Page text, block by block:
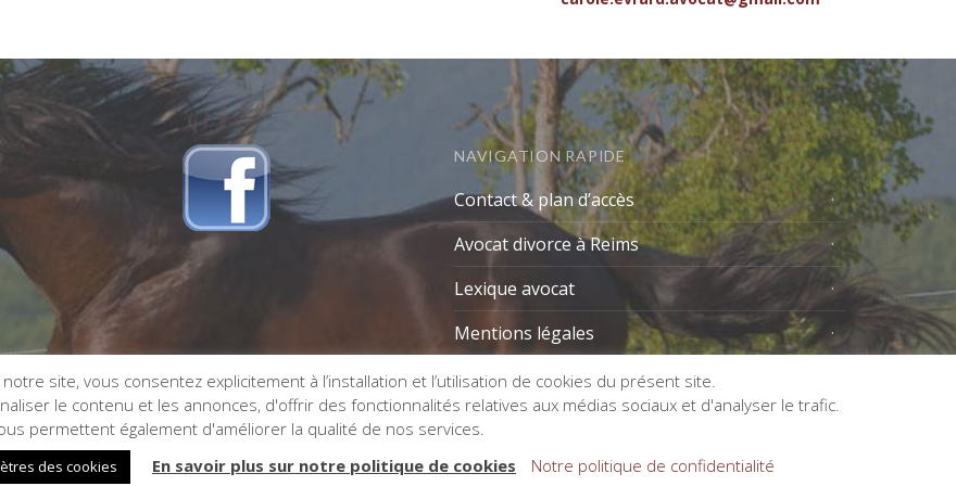
NAVIGATION RAPIDE
Contact & plan d’accès
Avocat divorce à Reims
Lexique avocat
Mentions légales
site, vous consentez explicitement à l’installation et l’utilisation de cookies du présent site.
le contenu et les annonces, d'offrir des fonctionnalités relatives aux médias sociaux et d'analyser le trafic.
permettent également d'améliorer la qualité de nos services.
des cookies En savoir plus sur notre politique de cookies Notre politique de confidentialité